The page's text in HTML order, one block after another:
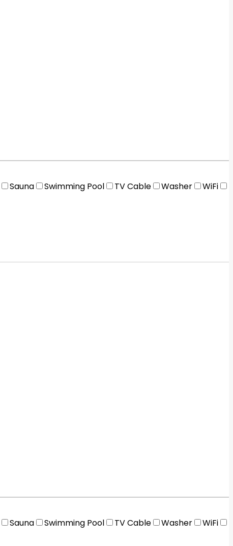
Sauna Swimming Pool TV Cable Washer
WiFi
Sauna Swimming Pool TV Cable Washer
WiFi